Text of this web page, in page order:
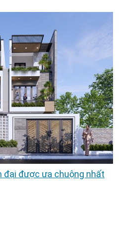
đại được ưa chuộng nhất